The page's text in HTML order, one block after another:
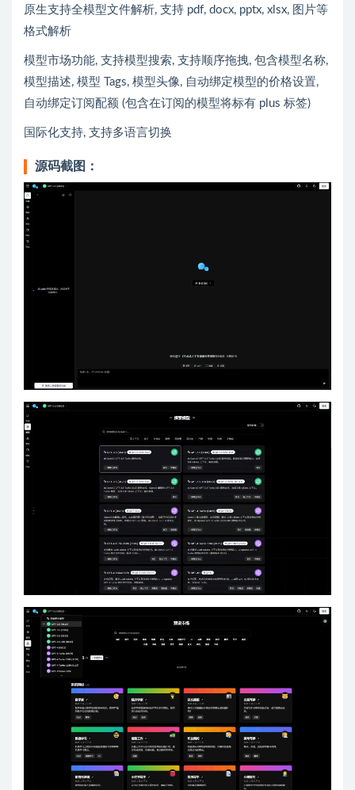
原生支持全模型文件解析, 支持 pdf, docx, pptx, xlsx, 图片等
格式解析
模型市场功能, 支持模型搜索, 支持顺序拖拽, 包含模型名称,
模型描述, 模型 Tags, 模型头像, 自动绑定模型的价格设置,
自动绑定订阅配额 (包含在订阅的模型将标有 plus 标签)
国际化支持, 支持多语言切换
源码截图：